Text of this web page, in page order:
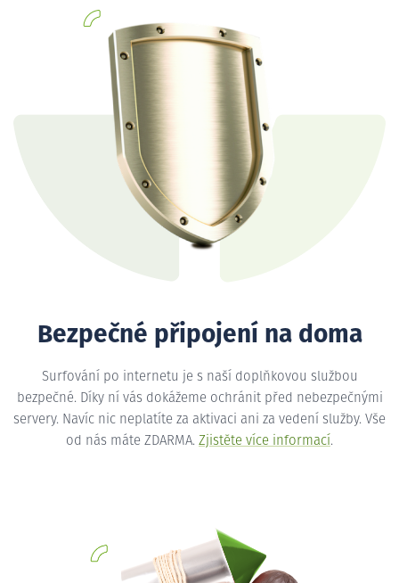
Bezpečné připojení na doma
Surfování po internetu je s naší doplňkovou službou
bezpečné. Díky ní vás dokážeme ochránit před nebezpečnými
servery. Navíc nic neplatíte za aktivaci ani za vedení služby. Vše
od nás máte ZDARMA. Zjistěte více informací.